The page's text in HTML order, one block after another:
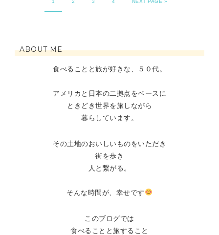
1 2 3 4 NEXT PAGE »
ABOUT ME
食べることと旅が好きな、５０代。
アメリカと日本の二拠点をベースに
ときどき世界を旅しながら
暮らしています。
その土地のおいしいものをいただき
街を歩き
人と繋がる。
そんな時間が、幸せです
このブログでは
食べることと旅すること